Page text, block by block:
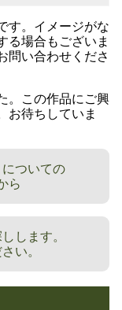
す。イメージがな
る場合もございま
問い合わせくださ
。この作品にご興
お待ちしていま
についての
ら
します。
い。